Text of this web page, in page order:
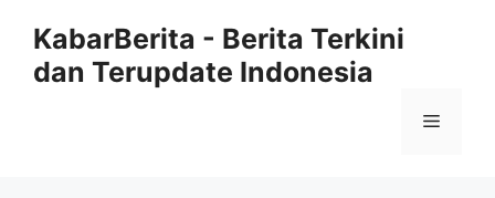
KabarBerita - Berita Terkini
dan Terupdate Indonesia
Menu